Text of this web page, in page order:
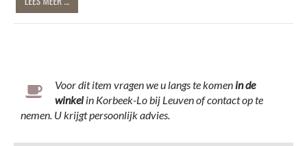
Voor dit item vragen we u langs te komen inde
winkelin Korbeek-Lo bij Leuven of contact op te
nemen. U krijgt persoonlijk advies.